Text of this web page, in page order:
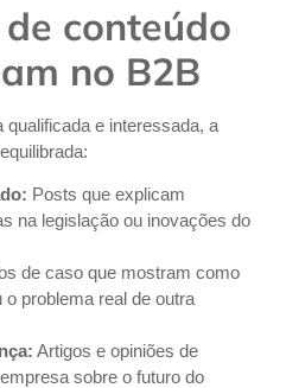
conteúdo
no B2B
e interessada, a
Posts que explicam
na legislação ou inovações do
de caso que mostram como
problema real de outra
Artigos e opiniões de
sobre o futuro do